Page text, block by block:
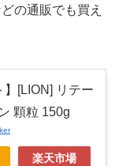
の通販でも買え
】[LION] リテー
顆粒 150g
楽天市場